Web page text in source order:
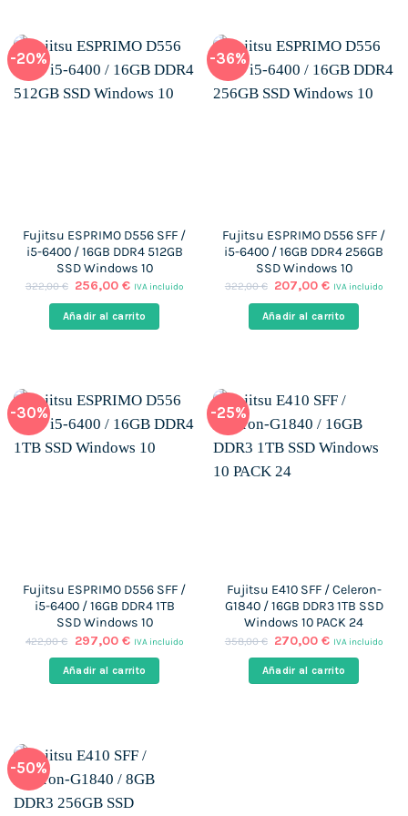
-20%
Fujitsu ESPRIMO D556 SFF /
i5-6400 / 16GB DDR4 512GB
SSD Windows 10
322,00€ El
original
era:
256,00€El
actual
es:
IVA incluido
Añadir al carrito
-36%
Fujitsu ESPRIMO D556 SFF /
i5-6400 / 16GB DDR4 256GB
SSD Windows 10
322,00€ El
original
era:
207,00€El
actual
es:
IVA incluido
Añadir al carrito
-30%
Fujitsu ESPRIMO D556 SFF /
i5-6400 / 16GB DDR4 1TB
SSD Windows 10
422,00€
El
original
era:
297,00 €El
actual
es:
IVA incluido
Añadir al carrito
-25%
Fujitsu E410 SFF / Celeron-
G1840 / 16GB DDR3 1TB SSD
Windows 10 PACK 24
358,00€ El
original
era:
270,00€El
actual
es:
IVA incluido
Añadir al carrito
-50%